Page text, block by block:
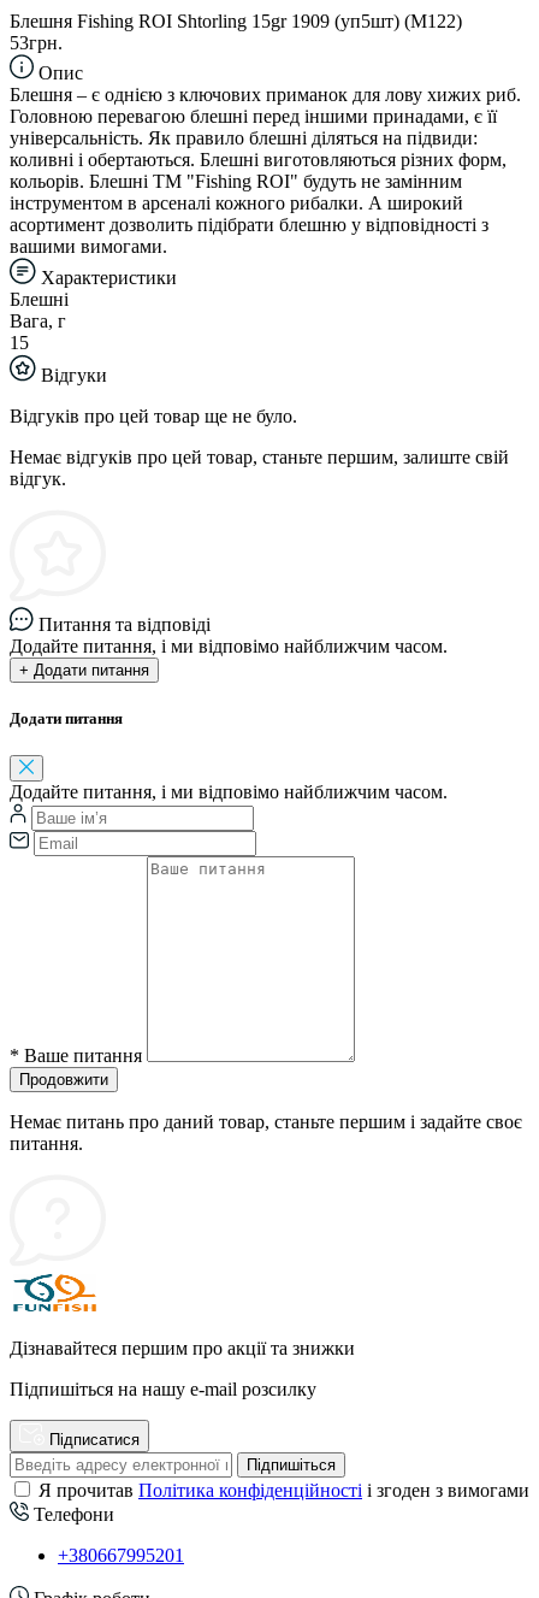
Блешня Fishing ROI Shtorling 15gr 1909 (уп5шт) (M122)
53грн.
Опис
Блешня – є однією з ключових приманок для лову хижих риб.
Головною перевагою блешні перед іншими принадами, є її
універсальність. Як правило блешні діляться на підвиди:
коливні і обертаються. Блешні виготовляються різних форм,
кольорів. Блешні TM "Fishing ROI" будуть не замінним
інструментом в арсеналі кожного рибалки. А широкий
асортимент дозволить підібрати блешню у відповідності з
вашими вимогами.
Характеристики
Блешні
Вага, г
15
Відгуки
Відгуків про цей товар ще не було.
Немає відгуків про цей товар, станьте першим, залиште свій
відгук.
Питання та відповіді
Додайте питання, і ми відповімо найближчим часом.
+ Додати питання
Додати питання
Додайте питання, і ми відповімо найближчим часом.
* Ваше питання
Продовжити
Немає питань про даний товар, станьте першим і задайте своє
питання.
Дізнавайтеся першим про акції та знижки
Підпишіться на нашу e-mail розсилку
Підписатися
Підпишіться
Я прочитав Політика конфіденційності і згоден з вимогами
Телефони
+380667995201